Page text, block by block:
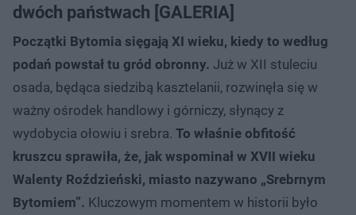
dwóch państwach [GALERIA]
Początki Bytomia sięgają XI wieku, kiedy to według
podań powstał tu gród obronny. Już w XII stuleciu
osada, będąca siedzibą kasztelanii, rozwinęła się w
ważny ośrodek handlowy i górniczy, słynący z
wydobycia ołowiu i srebra. To właśnie obfitość
kruszcu sprawiła, że, jak wspominał w XVII wieku
Walenty Roździeński, miasto nazywano „Srebrnym
Bytomiem”. Kluczowym momentem w historii było